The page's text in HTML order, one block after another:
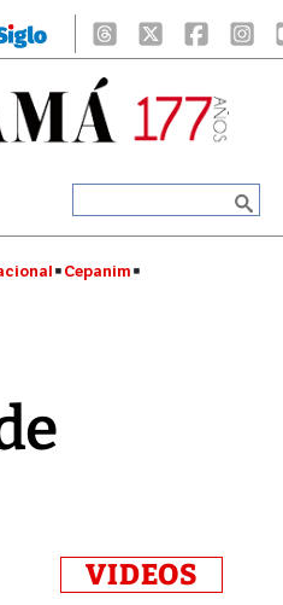
Cepanim
VIDEOS